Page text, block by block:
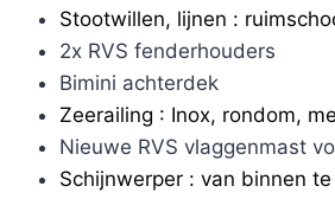
Stootwillen, lijnen :
2x RVS fenderhouders
Bimini achterdek
Zeerailing : Inox, rondom,
Nieuwe RVS vlaggenmast
Schijnwerper : van binnen